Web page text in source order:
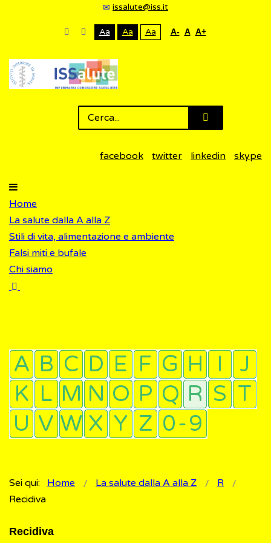
issalute@iss.it
Aa Aa Aa A- A A+
facebook twitter linkedin skype
Home
La salute dalla A alla Z
Stili di vita, alimentazione e ambiente
Falsi miti e bufale
Chi siamo
Sei qui: Home La salute dalla A alla Z
R
Recidiva
Recidiva